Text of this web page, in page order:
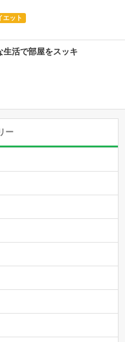
エット
生活で部屋をスッキ
ー